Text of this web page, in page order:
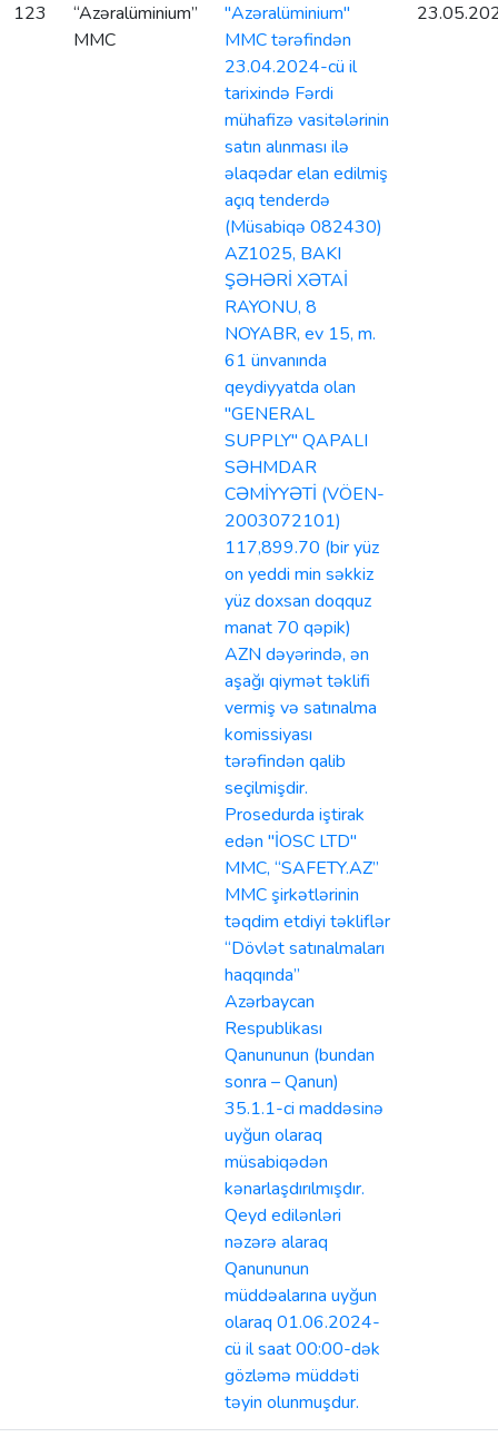
123
“Azəralüminium”
MMC
"Azəralüminium"
MMC tərəfindən
23.04.2024-cü il
tarixində Fərdi
mühafizə vasitələrinin
satın alınması ilə
əlaqədar elan edilmiş
açıq tenderdə
(Müsabiqə 082430)
AZ1025, BAKI
ŞƏHƏRİ XƏTAİ
RAYONU, 8
NOYABR, ev 15, m.
61 ünvanında
qeydiyyatda olan
"GENERAL
SUPPLY" QAPALI
SƏHMDAR
CƏMİYYƏTİ (VÖEN-
2003072101)
117,899.70 (bir yüz
on yeddi min səkkiz
yüz doxsan doqquz
manat 70 qəpik)
AZN dəyərində, ən
aşağı qiymət təklifi
vermiş və satınalma
komissiyası
tərəfindən qalib
seçilmişdir.
Prosedurda iştirak
edən "İOSC LTD"
MMC, “SAFETY.AZ”
MMC şirkətlərinin
təqdim etdiyi təkliflər
“Dövlət satınalmaları
haqqında”
Azərbaycan
Respublikası
Qanununun (bundan
sonra – Qanun)
35.1.1-ci maddəsinə
uyğun olaraq
müsabiqədən
kənarlaşdırılmışdır.
Qeyd edilənləri
nəzərə alaraq
Qanununun
müddəalarına uyğun
olaraq 01.06.2024-
cü il saat 00:00-dək
gözləmə müddəti
təyin olunmuşdur.